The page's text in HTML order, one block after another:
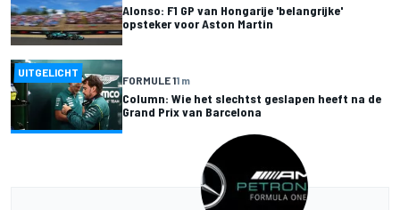
Alonso: F1 GP van Hongarije 'belangrijke'
opsteker voor Aston Martin
UITGELICHT
FORMULE 11 m
Column: Wie het slechtst geslapen heeft na de
Grand Prix van Barcelona